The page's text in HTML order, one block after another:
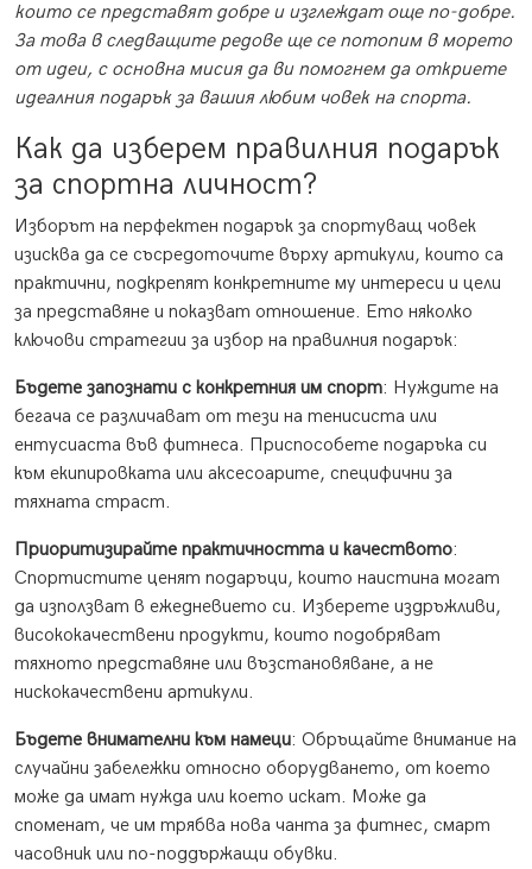
които се представят добре и изглеждат още по-добре.
За това в следващите редове ще се потопим в морето
от идеи, с основна мисия да ви помогнем да откриете
идеалния подарък за вашия любим човек на спорта.
Как да изберем правилния подарък
за спортна личност?
Изборът на перфектен подарък за спортуващ човек
изисква да се съсредоточите върху артикули, които са
практични, подкрепят конкретните му интереси и цели
за представяне и показват отношение. Ето няколко
ключови стратегии за избор на правилния подарък:
Бъдете запознати с конкретния им спорт: Нуждите на
бегача се различават от тези на тенисиста или
ентусиаста във фитнеса. Приспособете подаръка си
към екипировката или аксесоарите, специфични за
тяхната страст.
Приоритизирайте практичността и качеството:
Спортистите ценят подаръци, които наистина могат
да използват в ежедневието си. Изберете издръжливи,
висококачествени продукти, които подобряват
тяхното представяне или възстановяване, а не
нискокачествени артикули.
Бъдете внимателни към намеци: Обръщайте внимание на
случайни забележки относно оборудването, от което
може да имат нужда или което искат. Може да
споменат, че им трябва нова чанта за фитнес, смарт
часовник или по-поддържащи обувки.